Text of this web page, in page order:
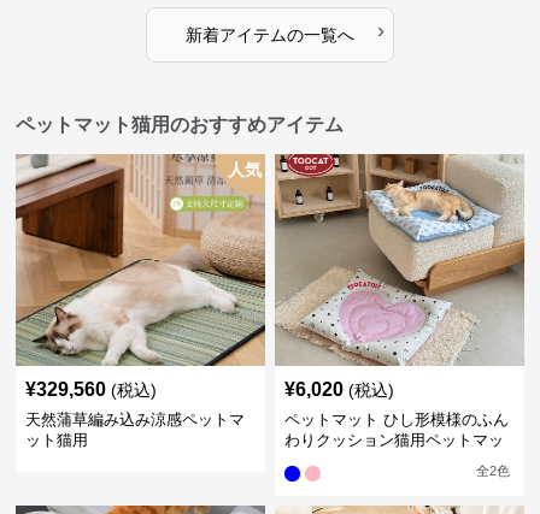
新着アイテムの一覧へ ›
ペットマット猫用のおすすめアイテム
人気
¥329,560 (税込)
天然蒲草編み込み涼感ペットマ
ット猫用
¥6,020 (税込)
ペットマット ひし形模様のふん
わりクッション猫用ペットマッ
全2色